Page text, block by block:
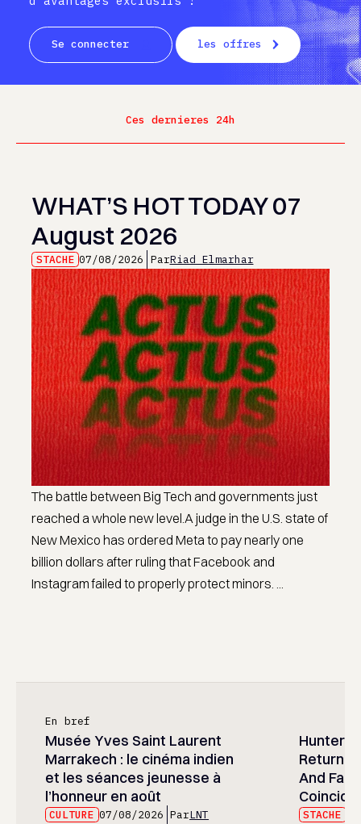
Se connecter les offres
Ces dernieres 24h
WHAT’S HOT TODAY 07
August 2026
STACHE 07/08/2026 ParRiad Elmarhar
The battle between Big Tech and governments just
reached a whole new level.A judge in the U.S. state of
New Mexico has ordered Meta to pay nearly one
billion dollars after ruling that Facebook and
Instagram failed to properly protect minors. ...
En bref
Musée Yves Saint Laurent
Marrakech : le cinéma indien
et les séances jeunesse à
l’honneur en août
CULTURE 07/08/2026 ParLNT
Hunter
And
STACHE